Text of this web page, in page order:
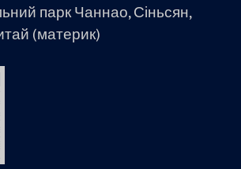
парк Чаннао, Сіньсян,
(материк)